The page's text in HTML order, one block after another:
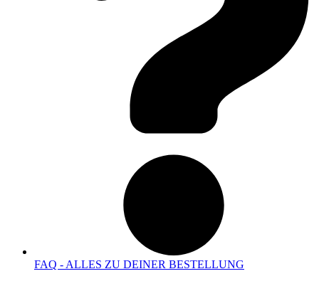
FAQ - ALLES ZU DEINER BESTELLUNG